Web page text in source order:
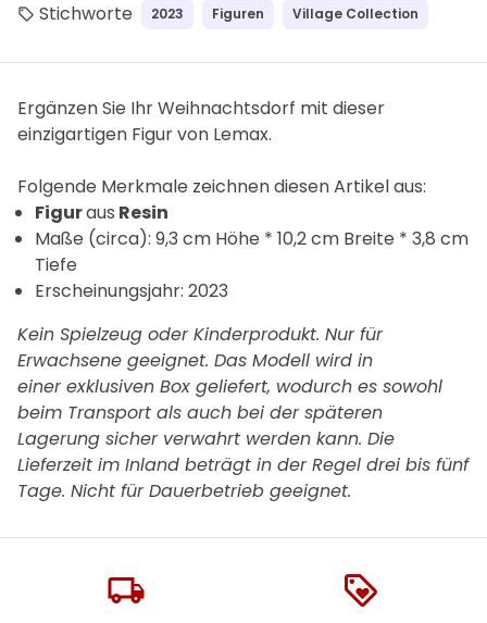
local_offer Stichworte 2023 Figuren Village Collection
Ergänzen Sie Ihr Weihnachtsdorf mit dieser
einzigartigen Figur von Lemax.
Folgende Merkmale zeichnen diesen Artikel aus:
Figuraus Resin
Maße (circa): 9,3 cm Höhe * 10,2 cm Breite * 3,8 cm
Tiefe
Erscheinungsjahr: 2023
Kein Spielzeug oder Kinderprodukt. Nur für
Erwachsene geeignet. Das Modell wird in
einer exklusiven Box geliefert, wodurch es sowohl
beim Transport als auch bei der späteren
Lagerung sicher verwahrt werden kann. Die
Lieferzeit im Inland beträgt in der Regel drei bis fünf
Tage. Nicht für Dauerbetrieb geeignet.
local_shipping loyalty